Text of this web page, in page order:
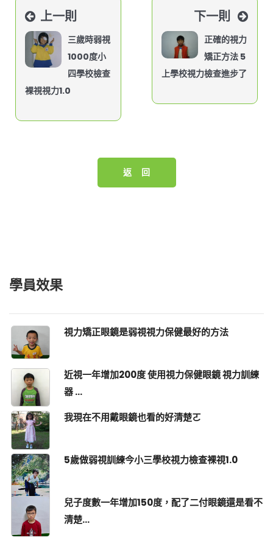
上一則
三歲時弱視
1000度小
四學校檢查
裸視視力1.0
下一則
正確的視力
矯正方法 5
上學校視力檢查進步了
返 回
學員效果
視力矯正眼鏡是弱視視力保健最好的方法
近視一年增加200度 使用視力保健眼鏡 視力訓練
器 ...
我現在不用戴眼鏡也看的好清楚ㄛ
5歲做弱視訓練今小三學校視力檢查裸視1.0
兒子度數一年增加150度，配了二付眼鏡還是看不
清楚...